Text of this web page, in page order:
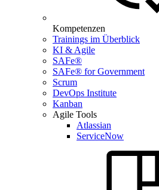
Kompetenzen
Trainings im Überblick
KI & Agile
SAFe®
SAFe® for Government
Scrum
DevOps Institute
Kanban
Agile Tools
Atlassian
ServiceNow